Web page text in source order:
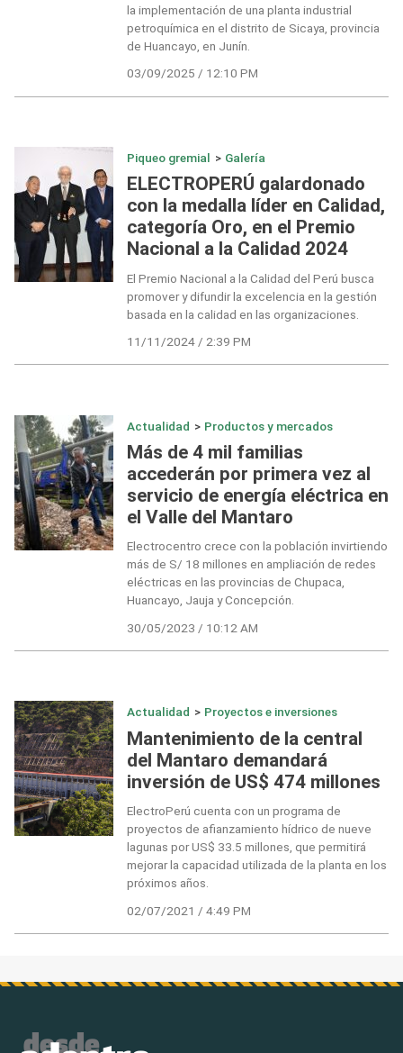
la implementación de una planta industrial
petroquímica en el distrito de Sicaya, provincia
de Huancayo, en Junín.
03/09/2025 / 12:10 PM
Piqueo gremial > Galería
ELECTROPERÚ galardonado
con la medalla líder en Calidad,
categoría Oro, en el Premio
Nacional a la Calidad 2024
El Premio Nacional a la Calidad del Perú busca
promover y difundir la excelencia en la gestión
basada en la calidad en las organizaciones.
11/11/2024 / 2:39 PM
Actualidad > Productos y mercados
Más de 4 mil familias
accederán por primera vez al
servicio de energía eléctrica en
el Valle del Mantaro
Electrocentro crece con la población invirtiendo
más de S/ 18 millones en ampliación de redes
eléctricas en las provincias de Chupaca,
Huancayo, Jauja y Concepción.
30/05/2023 / 10:12 AM
Actualidad > Proyectos e inversiones
Mantenimiento de la central
del Mantaro demandará
inversión de US$ 474 millones
ElectroPerú cuenta con un programa de
proyectos de afianzamiento hídrico de nueve
lagunas por US$ 33.5 millones, que permitirá
mejorar la capacidad utilizada de la planta en los
próximos años.
02/07/2021 / 4:49 PM